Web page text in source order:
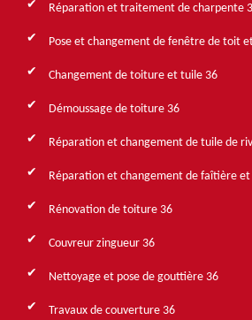
Réparation et traitement de charpente
Pose et changement de fenêtre de toit
Changement de toiture et tuile 36
Démoussage de toiture 36
Réparation et changement de tuile de
Réparation et changement de faîtière
Rénovation de toiture 36
Couvreur zingueur 36
Nettoyage et pose de gouttière 36
Travaux de couverture 36